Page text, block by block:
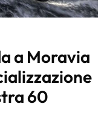
a Moravia
60